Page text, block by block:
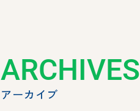
ARCHIVES
アーカイブ